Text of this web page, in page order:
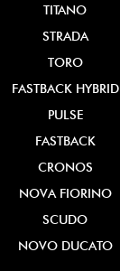
TITANO
STRADA
TORO
FASTBACK HYBRID
PULSE
FASTBACK
CRONOS
NOVA FIORINO
SCUDO
NOVO DUCATO